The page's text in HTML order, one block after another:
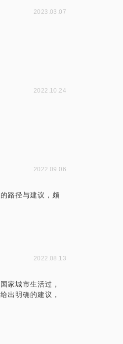
2023.03.07
2022.10.24
2022.09.06
路径与建议，颇
2022.08.13
家城市生活过，
出明确的建议，